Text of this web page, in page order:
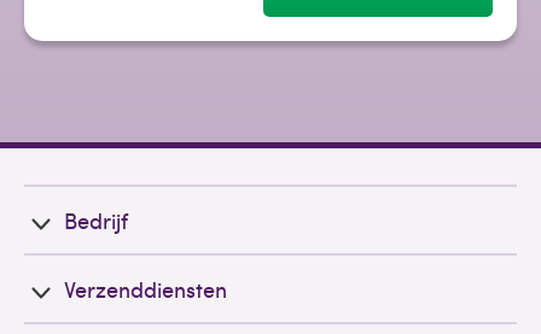
Bedrijf
Verzenddiensten